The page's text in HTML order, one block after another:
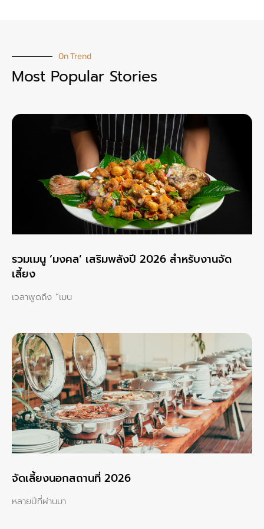
On Trend
Most Popular Stories
รวมเมนู ‘มงคล’ เสริมพลังปี 2026 สำหรับงานจัด
เลี้ยง
เวลาพูดถึง “เมน
จัดเลี้ยงนอกสถานที่ 2026
หลายปีที่ผ่านมา